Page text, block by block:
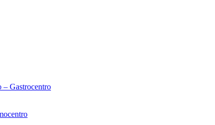
– Gastrocentro